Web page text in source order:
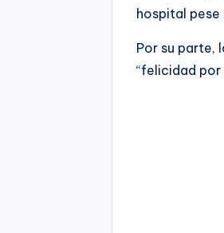
hospital pese
Por su parte,
“felicidad por